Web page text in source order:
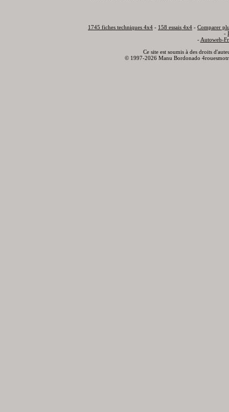
1745 fiches techniques 4x4 - 158 essais 4x4 - Comparer
-
- Autoweb-
Ce site est soumis à des droits
© 1997-2026 Manu Bordonado